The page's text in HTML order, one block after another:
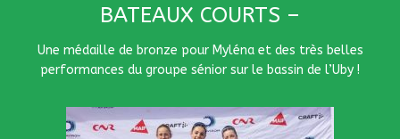
BATEAUX COURTS –
Une médaille de bronze pour Myléna et des très belles
performances du groupe sénior sur le bassin de l’Uby !